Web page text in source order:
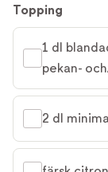
Topping
1 dl
pekan-
2 dl